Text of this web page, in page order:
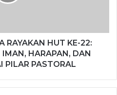
RAYAKAN HUT KE-22:
HARAPAN, DAN
PILAR PASTORAL